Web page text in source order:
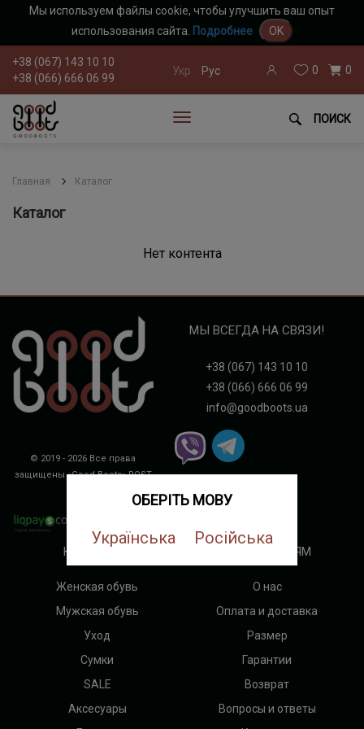
Мы используем файлы cookie, чтобы улучшить ваш опыт
использования сайта. Подробнее OK
ОБЕРІТЬ МОВУ
Українська Російська
+38 (067) 143 10 10
+38 (066) 666 06 99
Укр Рус 0 0
ПОИСК
Главная Каталог
Каталог
Нет контента
© 2019 - 2026 Все права
защищены «Good Boots»ROST
МЫ ВСЕГДА НА СВЯЗИ!
+38 (067) 143 10 10
+38 (066) 666 06 99
info@goodboots.ua
КАТЕГОРИИ
Женская обувь
Мужская обувь
Уход
Сумки
SALE
Аксесуары
ПОКУПАТЕЛЯМ
О нас
Оплата и доставка
Размер
Гарантии
Возврат
Вопросы и ответы